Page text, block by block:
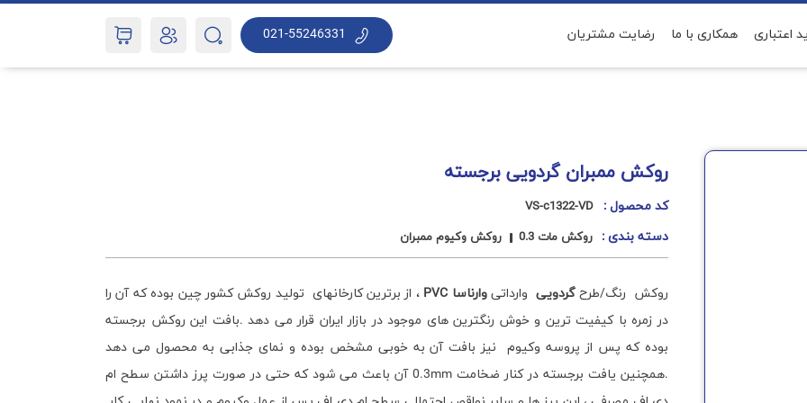
اعتباری همکاری با ما رضایت مشتریان 021-55246331 مجله درباره ی ما ارتباط با ما ثبت درخواست مشاوره
روکش ممبران گردویی برجسته
کد محصول : VS-c1322-VD
دسته بندی : روکش مات 0.3 روکش وکیوم ممبران
روکش رنگ/طرحگردویی وارداتیوارناسا PVC
، از برترین کارخانهای تولید روکش کشور چین بوده که آن را
در زمره با کیفیت ترین و خوش رنگترین های موجود در بازار ایران قرار می دهد .بافت این روکش برجسته
بوده که پس از پروسه وکیوم نیز بافت آن به خوبی مشخص بوده و نمای جذابی به محصول می دهد
.همچنین یافت برجسته در کنار ضخامت 0.3mm آن باعث می شود که حتی در صورت پرز داشتن سطح ام